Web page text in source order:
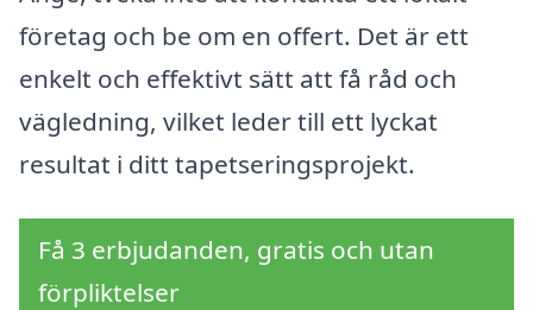
företag och be om en offert. Det är ett
enkelt och effektivt sätt att få råd och
vägledning, vilket leder till ett lyckat
resultat i ditt tapetseringsprojekt.
Få 3 erbjudanden, gratis och utan
förpliktelser